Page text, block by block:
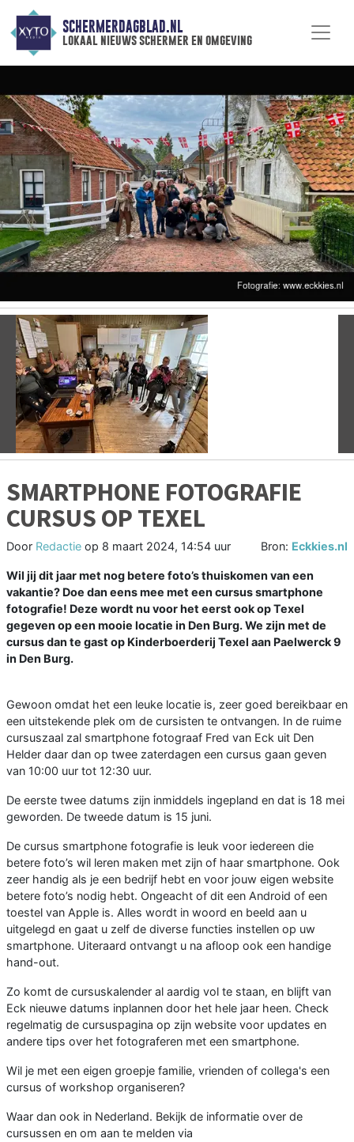
SCHERMERDAGBLAD.NL
lokaal nieuws schermer en omgeving
Vorige
SMARTPHONE FOTOGRAFIE
CURSUS OP TEXEL
Door Redactie op 8 maart 2024, 14:54 uur Bron: Eckkies.nl
Wil jij dit jaar met nog betere foto’s thuiskomen van een
vakantie? Doe dan eens mee met een cursus smartphone
fotografie! Deze wordt nu voor het eerst ook op Texel
gegeven op een mooie locatie in Den Burg. We zijn met de
cursus dan te gast op Kinderboerderij Texel aan Paelwerck 9
in Den Burg.
Gewoon omdat het een leuke locatie is, zeer goed bereikbaar en
een uitstekende plek om de cursisten te ontvangen. In de ruime
cursuszaal zal smartphone fotograaf Fred van Eck uit Den
Helder daar dan op twee zaterdagen een cursus gaan geven
van 10:00 uur tot 12:30 uur.
De eerste twee datums zijn inmiddels ingepland en dat is 18 mei
geworden. De tweede datum is 15 juni.
De cursus smartphone fotografie is leuk voor iedereen die
betere foto’s wil leren maken met zijn of haar smartphone. Ook
zeer handig als je een bedrijf hebt en voor jouw eigen website
betere foto’s nodig hebt. Ongeacht of dit een Android of een
toestel van Apple is. Alles wordt in woord en beeld aan u
uitgelegd en gaat u zelf de diverse functies instellen op uw
smartphone. Uiteraard ontvangt u na afloop ook een handige
hand-out.
Zo komt de cursuskalender al aardig vol te staan, en blijft van
Eck nieuwe datums inplannen door het hele jaar heen. Check
regelmatig de cursuspagina op zijn website voor updates en
andere tips over het fotograferen met een smartphone.
Wil je met een eigen groepje familie, vrienden of collega's een
cursus of workshop organiseren?
Waar dan ook in Nederland. Bekijk de informatie over de
cursussen en om aan te melden via